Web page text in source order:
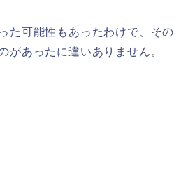
た可能性もあったわけで、その
があったに違いありません。